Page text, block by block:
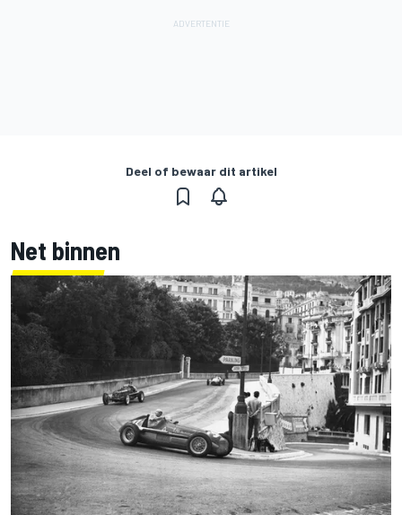
Deel of bewaar dit artikel
Net binnen